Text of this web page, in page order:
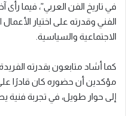
في تاريخ الفن العربي”، فيما
الفني وقدرته على اختيار الأعمال
الاجتماعية والسياسية.
كما أشاد متابعون بقدرته
مؤكدين أن حضوره كان قادرًا
إلى حوار طويل، في تجربة فنية